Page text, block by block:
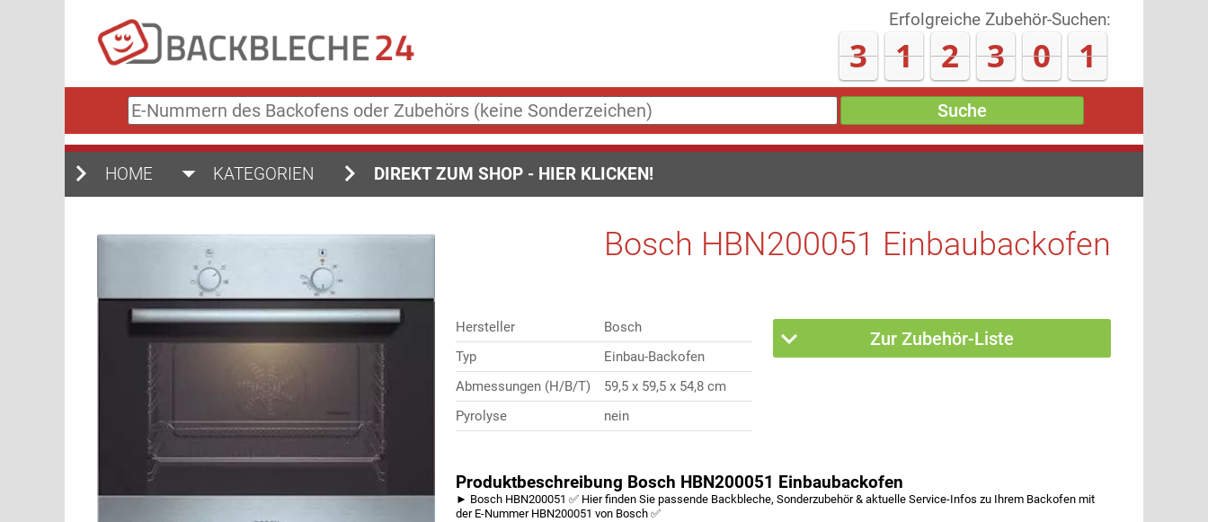
Erfolgreiche Zubehör-Suchen:
3 1 2 3 0 7
E-
Nummern
des
oder
Suche
HOME KATEGORIEN DIREKT ZUM SHOP - HIER KLICKEN!
Bosch HBN200051 Einbaubackofen
Hersteller
Bosch
Typ
Einbau-Backofen
Abmessungen (H/B/T)
59,5 x 59,5 x 54,8 cm
Pyrolyse
nein
Zur Zubehör-Liste
Produktbeschreibung Bosch HBN200051 Einbaubackofen
► Bosch HBN200051 ✅ Hier finden Sie passende Backbleche, Sonderzubehör & aktuelle Service-Infos zu Ihrem Backofen mit
der E-Nummer HBN200051 von Bosch ✅